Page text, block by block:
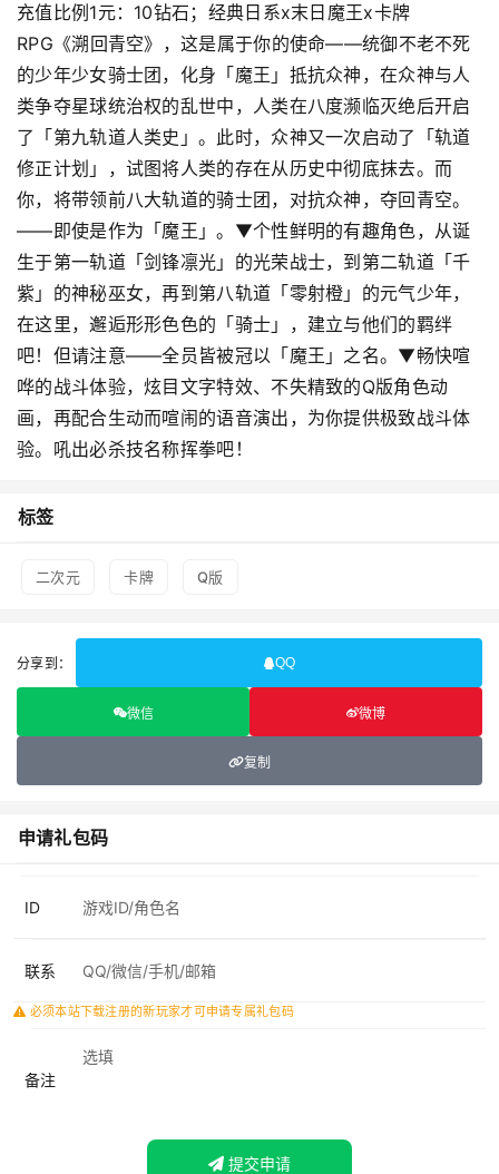
充值比例1元：10钻石；经典日系x末日魔王x卡牌
RPG《溯回青空》，这是属于你的使命——统御不老不死
的少年少女骑士团，化身「魔王」抵抗众神，在众神与人
类争夺星球统治权的乱世中，人类在八度濒临灭绝后开启
了「第九轨道人类史」。此时，众神又一次启动了「轨道
修正计划」，试图将人类的存在从历史中彻底抹去。而
你，将带领前八大轨道的骑士团，对抗众神，夺回青空。
——即使是作为「魔王」。▼个性鲜明的有趣角色，从诞
生于第一轨道「剑锋凛光」的光荣战士，到第二轨道「千
紫」的神秘巫女，再到第八轨道「零射橙」的元气少年，
在这里，邂逅形形色色的「骑士」，建立与他们的羁绊
吧！但请注意——全员皆被冠以「魔王」之名。▼畅快喧
哗的战斗体验，炫目文字特效、不失精致的Q版角色动
画，再配合生动而喧闹的语音演出，为你提供极致战斗体
验。吼出必杀技名称挥拳吧！
标签
二次元 卡牌 Q版
分享到： QQ
微信 微博
复制
申请礼包码
ID
联系
必须本站下载注册的新玩家才可申请专属礼包码
备注
提交申请